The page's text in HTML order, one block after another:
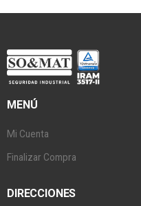
MENÚ
Mi Cuenta
Finalizar Compra
DIRECCIONES